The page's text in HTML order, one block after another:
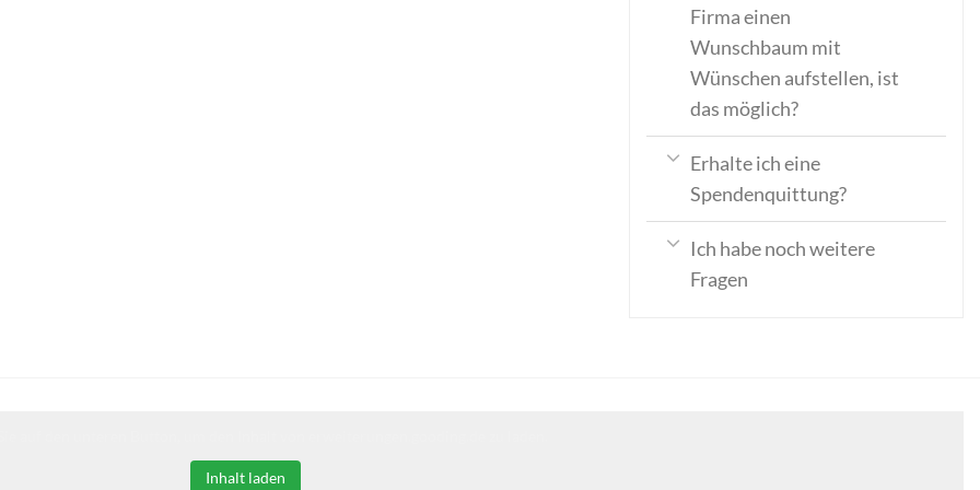
Firma einen
Wunschbaum mit
Wünschen aufstellen, ist
das möglich?
Erhalte ich eine
Spendenquittung?
Ich habe noch weitere
Fragen
Inhalt laden